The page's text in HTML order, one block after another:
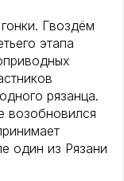
Гвоздём
этапа
рязанца.
возобновился
один из Рязани